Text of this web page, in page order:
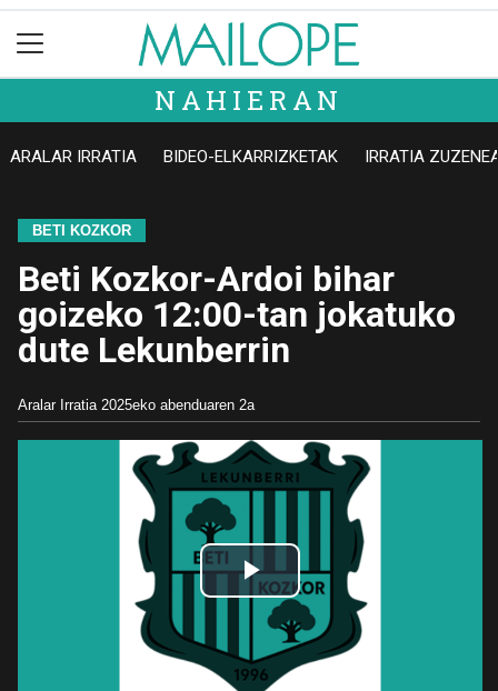
NAHIERAN
ARALAR IRRATIA BIDEO-ELKARRIZKETAK IRRATIA
BETI KOZKOR
Beti Kozkor-Ardoi bihar
goizeko 12:00-tan jokatuko
dute Lekunberrin
Aralar Irratia 2025eko abenduaren 2a